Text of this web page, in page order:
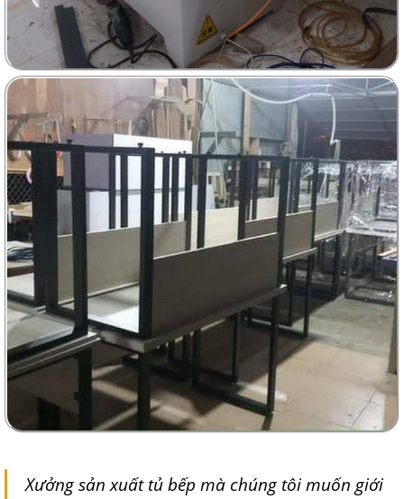
Xưởng sản xuất tủ bếp mà chúng tôi muốn giới